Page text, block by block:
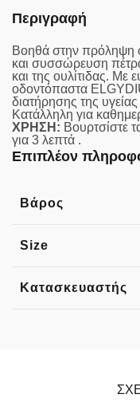
Περιγραφή
Βοηθά στην πρόληψη
και συσσώρευση
και της ουλίτιδας. Με
οδοντόπαστα
διατήρησης της
Κατάλληλη για
ΧΡΗΣΗ: Βουρτσίστε
για 3 λεπτά .
Επιπλέον
Βάρος
Size
Κατασκευαστής